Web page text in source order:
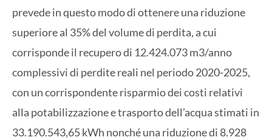
prevede in questo modo di ottenere una riduzione
superiore al 35% del volume di perdita, a cui
corrisponde il recupero di 12.424.073 m3/anno
complessivi di perdite reali nel periodo 2020-2025,
con un corrispondente risparmio dei costi relativi
alla potabilizzazione e trasporto dell’acqua stimati in
33.190.543,65 kWh nonché una riduzione di 8.928